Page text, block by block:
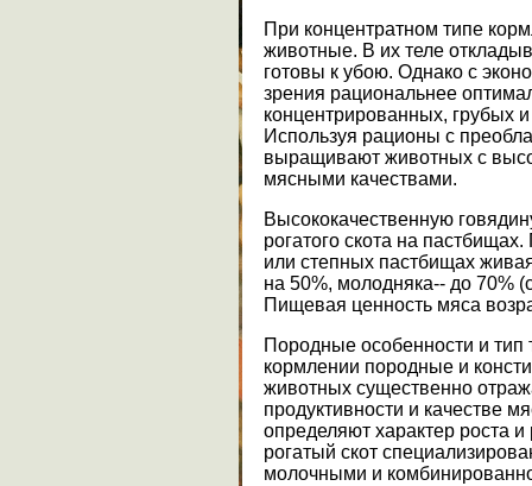
При концентратном типе
животные. В их теле
готовы к убою. Однако с
зрения рациональнее
концентрированных, грубых
Используя рационы с
выращивают животных с
мясными качествами.
Высококачественную
рогатого скота на
или степных пастбищах
на 50%, молодняка-- до 70%
Пищевая ценность мяса
Породные особенности и тип
кормлении породные и
животных существенно
продуктивности и качестве
определяют характер роста
рогатый скот
молочными и